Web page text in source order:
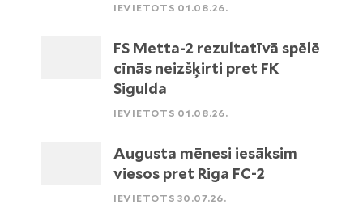
IEVIETOTS 01.08.26.
FS Metta-2 rezultatīvā spēlē
cīnās neizšķirti pret FK
Sigulda
IEVIETOTS 01.08.26.
Augusta mēnesi iesāksim
viesos pret Riga FC-2
IEVIETOTS 30.07.26.